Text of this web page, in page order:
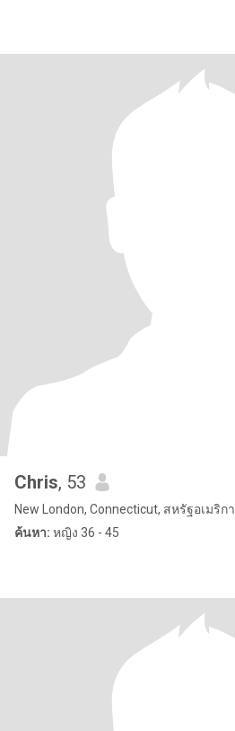
Chris, 53
New London, Connecticut, สหรัฐอเมริกา
ค้นหา: หญิง 36 - 45